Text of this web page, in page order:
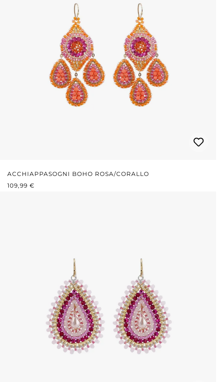
ACCHIAPPASOGNI BOHO ROSA/CORALLO
PREZZO NORMALE:
109,99 €